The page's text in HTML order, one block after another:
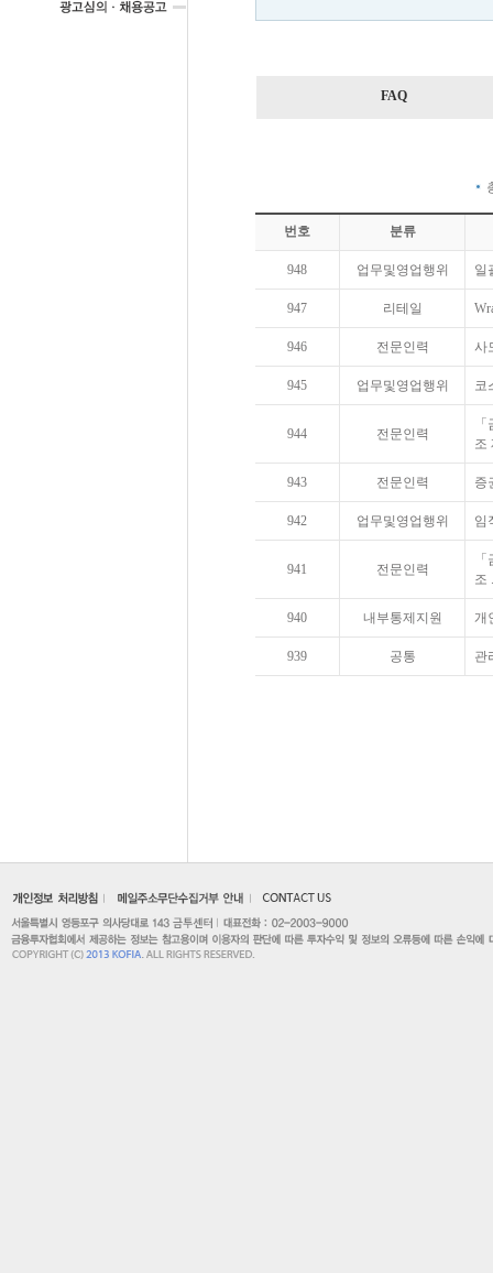
FAQ
번호 분류
948 업무및영업행위 일
947 리테일
946 전문인력 사
945 업무및영업행위 코
944 전문인력
조
943 전문인력 증
942 업무및영업행위 임
941 전문인력
조
940 내부통제지원 개
939 공통 관